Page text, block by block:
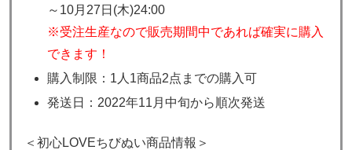
～10月27日(木)24:00
※受注生産なので販売期間中であれば確実に購入
できます！
購入制限：1人1商品2点までの購入可
発送日：2022年11月中旬から順次発送
＜初心LOVEちびぬい商品情報＞